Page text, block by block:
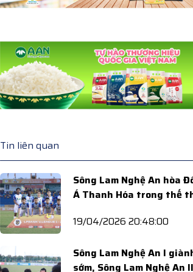
Tin liên quan
Sông Lam Nghệ An hòa
Á Thanh Hóa trong thế
19/04/2026 20:48:00
Sông Lam Nghệ An I
sớm, Sông Lam Nghệ An II